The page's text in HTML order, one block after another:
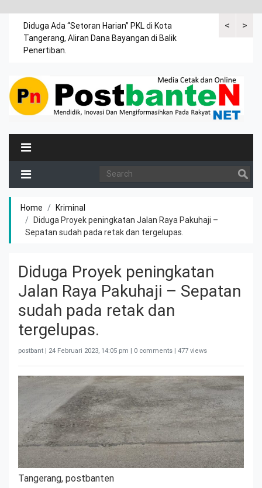
<
Diduga Ada “Setoran Harian” PKL di Kota
Tangerang, Aliran Dana Bayangan di Balik
Penertiban.
Untuk >
Home
Kriminal
Diduga Proyek peningkatan Jalan Raya Pakuhaji –
Sepatan sudah pada retak dan tergelupas.
Diduga Proyek peningkatan
Jalan Raya Pakuhaji – Sepatan
sudah pada retak dan
tergelupas.
postbant | 24 Februari 2023, 14:05 pm | 0 comments | 477 views
Tangerang, postbanten